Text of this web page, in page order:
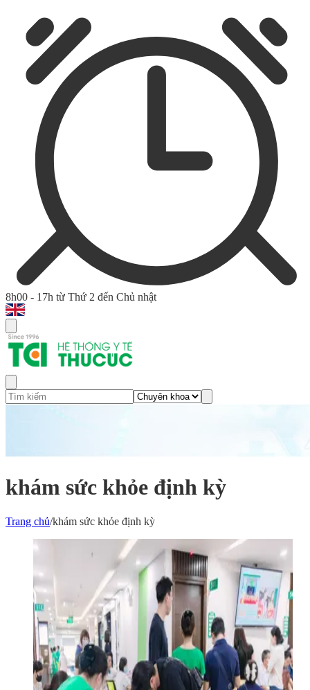
8h00 - 17h từ Thứ 2 đến Chủ nhật
khám sức khỏe định kỳ
Trang chủ/khám sức khỏe định kỳ